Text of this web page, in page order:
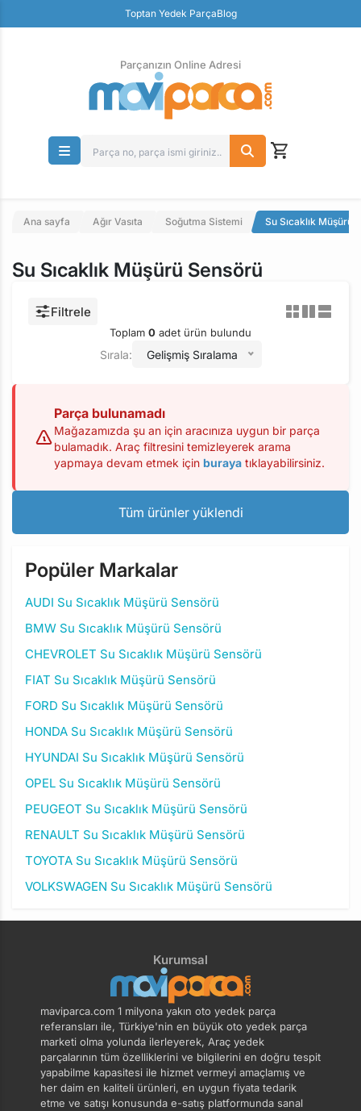
Toptan Yedek ParçaBlog
Parçanızın Online Adresi
Ana sayfa Ağır Vasıta Soğutma Sistemi Su Sıcaklık Müşürü
Su Sıcaklık Müşürü Sensörü
Filtrele
Toplam 0 adet ürün bulundu
Sırala: Gelişmiş Sıralama
Parça bulunamadı
Mağazamızda şu an için aracınıza uygun bir parça
bulamadık. Araç filtresini temizleyerek arama
yapmaya devam etmek için buraya tıklayabilirsiniz.
Tüm ürünler yüklendi
Popüler Markalar
AUDI Su Sıcaklık Müşürü Sensörü
BMW Su Sıcaklık Müşürü Sensörü
CHEVROLET Su Sıcaklık Müşürü Sensörü
FIAT Su Sıcaklık Müşürü Sensörü
FORD Su Sıcaklık Müşürü Sensörü
HONDA Su Sıcaklık Müşürü Sensörü
HYUNDAI Su Sıcaklık Müşürü Sensörü
OPEL Su Sıcaklık Müşürü Sensörü
PEUGEOT Su Sıcaklık Müşürü Sensörü
RENAULT Su Sıcaklık Müşürü Sensörü
TOYOTA Su Sıcaklık Müşürü Sensörü
VOLKSWAGEN Su Sıcaklık Müşürü Sensörü
Kurumsal
maviparca.com 1 milyona yakın oto yedek parça
referansları ile, Türkiye'nin en büyük oto yedek parça
marketi olma yolunda ilerleyerek, Araç yedek
parçalarının tüm özelliklerini ve bilgilerini en doğru tespit
yapabilme kapasitesi ile hizmet vermeyi amaçlamış ve
her daim en kaliteli ürünleri, en uygun fiyata tedarik
etme ve satışı konusunda e-satış platformunda sanal